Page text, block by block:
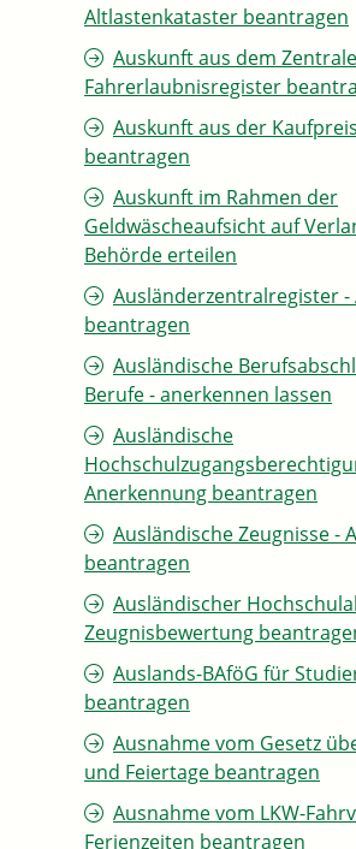
Altlastenkataster beantragen
Auskunft aus dem
Fahrerlaubnisregister
Auskunft aus der
beantragen
Auskunft im Rahmen der
Geldwäscheaufsicht auf
Behörde erteilen
Ausländerzentralregister -
beantragen
Ausländische
Berufe - anerkennen lassen
Ausländische
Anerkennung beantragen
Ausländische Zeugnisse -
beantragen
Ausländischer
Zeugnisbewertung
Auslands-BAföG für
beantragen
Ausnahme vom Gesetz
und Feiertage beantragen
Ausnahme vom LKW-
Ferienzeiten beantragen